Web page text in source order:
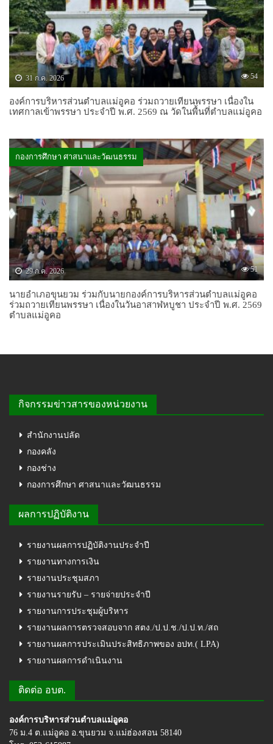
31 ก.ค. 2026 54
องค์การบริหารส่วนตำบลแม่อูคอ ร่วมถวายเทียนพรรษา เนื่องใน
เทศกาลเข้าพรรษา ประจำปี พ.ศ. 2569 ณ วัดในพื้นที่ตำบลแม่อูคอ
กองการศึกษา ศาสนาและวัฒนธรรม
29 ก.ค. 2026 51
นายอำเภอขุนยวม ร่วมกับนายกองค์การบริหารส่วนตำบลแม่อูคอ
ร่วมถวายเทียนพรรษา เนื่องในวันอาสาฬหบูชา ประจำปี พ.ศ. 2569
ตำบลแม่อูคอ
กิจกรรมข่าวสารของหน่วยงาน
สำนักงานปลัด
กองคลัง
กองช่าง
กองการศึกษา ศาสนาและวัฒนธรรม
ผลการปฏิบัติงาน
รายงานผลการปฏิบัติงานประจำปี
รายงานทางการเงิน
รายงานประชุมสภา
รายงานรายรับ – รายจ่ายประจำปี
รายงานการประชุมผู้บริหาร
รายงานผลการตรวจสอบจาก สตง./ป.ป.ช./ป.ป.ท./สถ
รายงานผลการประเมินประสิทธิภาพของ อปท.( LPA)
รายงานผลการดำเนินงาน
ติดต่อ อบต.
องค์การบริหารส่วนตำบลแม่อูคอ
76 ม.4 ต.แม่อูคอ อ.ขุนยวม จ.แม่ฮ่องสอน 58140